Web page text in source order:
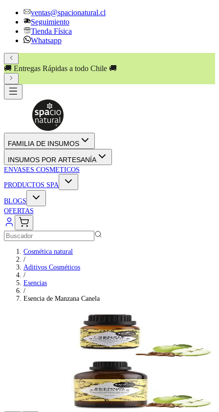
ventas@spacionatural.cl
Seguimiento
Tienda Física
Whatsapp
🚚 Entregas Rápidas a todo Chile 🚚
FAMILIA DE INSUMOS
INSUMOS POR ARTESANÍA
ENVASES COSMETICOS
PRODUCTOS SPA
BLOGS
OFERTAS
Cosmética natural
/
Aditivos Cosméticos
/
Esencias
/
Esencia de Manzana Canela